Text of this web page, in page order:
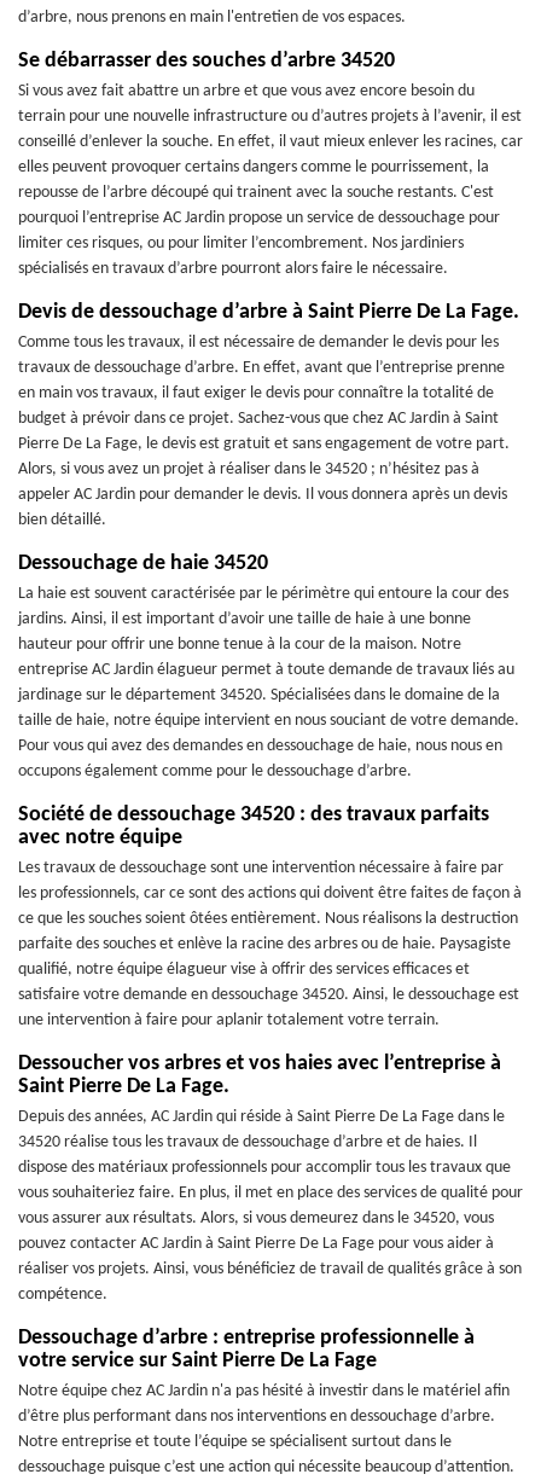
d’arbre, nous prenons en main l'entretien de vos espaces.
Se débarrasser des souches d’arbre 34520
Si vous avez fait abattre un arbre et que vous avez encore besoin du
terrain pour une nouvelle infrastructure ou d’autres projets à l’avenir, il est
conseillé d’enlever la souche. En effet, il vaut mieux enlever les racines, car
elles peuvent provoquer certains dangers comme le pourrissement, la
repousse de l’arbre découpé qui trainent avec la souche restants. C'est
pourquoi l’entreprise AC Jardin propose un service de dessouchage pour
limiter ces risques, ou pour limiter l’encombrement. Nos jardiniers
spécialisés en travaux d’arbre pourront alors faire le nécessaire.
Devis de dessouchage d’arbre à Saint Pierre De La Fage.
Comme tous les travaux, il est nécessaire de demander le devis pour les
travaux de dessouchage d’arbre. En effet, avant que l’entreprise prenne
en main vos travaux, il faut exiger le devis pour connaître la totalité de
budget à prévoir dans ce projet. Sachez-vous que chez AC Jardin à Saint
Pierre De La Fage, le devis est gratuit et sans engagement de votre part.
Alors, si vous avez un projet à réaliser dans le 34520 ; n’hésitez pas à
appeler AC Jardin pour demander le devis. Il vous donnera après un devis
bien détaillé.
Dessouchage de haie 34520
La haie est souvent caractérisée par le périmètre qui entoure la cour des
jardins. Ainsi, il est important d’avoir une taille de haie à une bonne
hauteur pour offrir une bonne tenue à la cour de la maison. Notre
entreprise AC Jardin élagueur permet à toute demande de travaux liés au
jardinage sur le département 34520. Spécialisées dans le domaine de la
taille de haie, notre équipe intervient en nous souciant de votre demande.
Pour vous qui avez des demandes en dessouchage de haie, nous nous en
occupons également comme pour le dessouchage d’arbre.
Société de dessouchage 34520 : des travaux parfaits
avec notre équipe
Les travaux de dessouchage sont une intervention nécessaire à faire par
les professionnels, car ce sont des actions qui doivent être faites de façon à
ce que les souches soient ôtées entièrement. Nous réalisons la destruction
parfaite des souches et enlève la racine des arbres ou de haie. Paysagiste
qualifié, notre équipe élagueur vise à offrir des services efficaces et
satisfaire votre demande en dessouchage 34520. Ainsi, le dessouchage est
une intervention à faire pour aplanir totalement votre terrain.
Dessoucher vos arbres et vos haies avec l’entreprise à
Saint Pierre De La Fage.
Depuis des années, AC Jardin qui réside à Saint Pierre De La Fage dans le
34520 réalise tous les travaux de dessouchage d’arbre et de haies. Il
dispose des matériaux professionnels pour accomplir tous les travaux que
vous souhaiteriez faire. En plus, il met en place des services de qualité pour
vous assurer aux résultats. Alors, si vous demeurez dans le 34520, vous
pouvez contacter AC Jardin à Saint Pierre De La Fage pour vous aider à
réaliser vos projets. Ainsi, vous bénéficiez de travail de qualités grâce à son
compétence.
Dessouchage d’arbre : entreprise professionnelle à
votre service sur Saint Pierre De La Fage
Notre équipe chez AC Jardin n'a pas hésité à investir dans le matériel afin
d’être plus performant dans nos interventions en dessouchage d’arbre.
Notre entreprise et toute l’équipe se spécialisent surtout dans le
dessouchage puisque c’est une action qui nécessite beaucoup d’attention.